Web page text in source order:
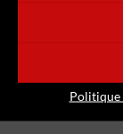
Politique